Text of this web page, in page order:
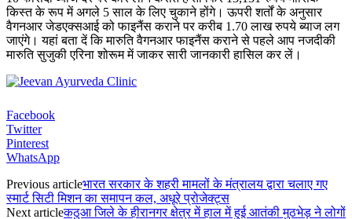
किस्त के रूप में अगले 5 साल के लिए चुकाने होंगे। ऊपरी शर्तों के अनुसार
वैगनआर जेडएक्सआई को फाइनैंस कराने पर करीब 1.70 लाख रुपये ब्याज लग
जाएंगे। यहां बता दें कि मारुति वैगनआर फाइनैंस कराने से पहले आप नजदीकी
मारुति सुजुकी एरिना शोरूम में जाकर सारी जानकारी हासिल कर लें।
Facebook
Twitter
Pinterest
WhatsApp
Previous articleभारत सरकार के शहरी मामलों के मंत्रालय द्वारा चलाए गए
स्मार्ट सिटी मिशन का समापन कल, अधूरे प्रोजेक्ट्स
Next articleकठुआ जिले के हीरानगर क्षेत्र में हाल में हुई आतंकी मुठभेड़ ने लोगों